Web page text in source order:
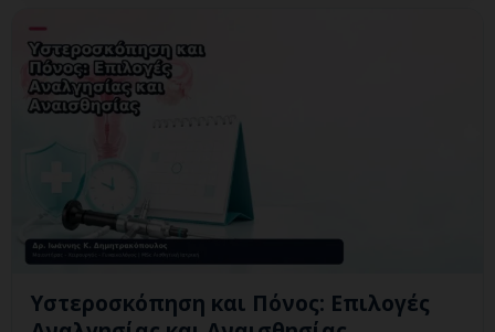
Υστεροσκόπηση και Πόνος: Επιλογές